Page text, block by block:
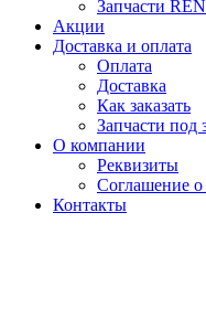
Запчасти
Акции
Доставка и оплата
Оплата
Доставка
Как заказать
Запчасти под
О компании
Реквизиты
Соглашение
Контакты